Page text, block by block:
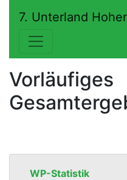
7. Unterland
Vorläufiges
WP-Statistik